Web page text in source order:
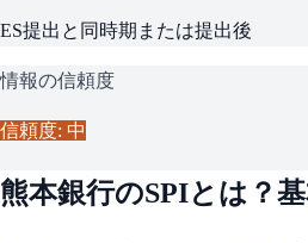
ES提出と同時期または提出後
情報の信頼度
信頼度: 中
熊本銀行のSPIとは？